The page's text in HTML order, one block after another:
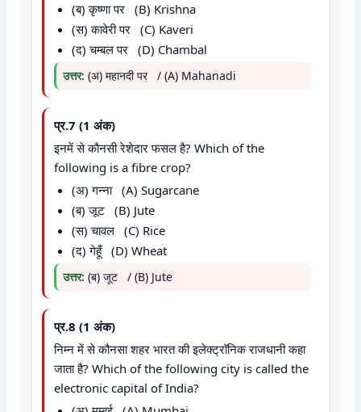
(ब) कृष्णा पर (B) Krishna
(स) कावेरी पर (C) Kaveri
(द) चम्बल पर (D) Chambal
उत्तर: (अ) महानदी पर / (A) Mahanadi
प्र.7 (1 अंक)
इनमें से कौनसी रेशेदार फसल है? Which of the
following is a fibre crop?
(अ) गन्ना (A) Sugarcane
(ब) जूट (B) Jute
(स) चावल (C) Rice
(द) गेहूँ (D) Wheat
उत्तर: (ब) जूट / (B) Jute
प्र.8 (1 अंक)
निम्न में से कौनसा शहर भारत की इलेक्ट्रॉनिक राजधानी कहा
जाता है? Which of the following city is called the
electronic capital of India?